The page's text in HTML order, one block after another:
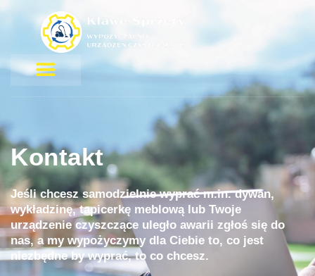
Przejdź
treści
Kontakt
Jeśli chcesz samodzielnie wyprać m.in. dywan,
wykładzinę, tapicerkę meblową lub Twoje
urządzenie czyszczące uległo awarii zgłoś się do
nas, a my wypożyczymy dla Ciebie to, co jest
niezbędne by wyprać, to co chcesz.